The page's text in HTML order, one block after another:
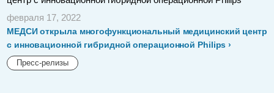
февраля 17, 2022
МЕДСИ открыла многофункциональный медицинский центр
с инновационной гибридной операционной Philips
Пресс-релизы